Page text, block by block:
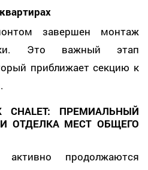
завершен монтаж
Это важный этап
приближает секцию к
ПРЕМИАЛЬНЫЙ
ОТДЕЛКА МЕСТ ОБЩЕГО
продолжаются